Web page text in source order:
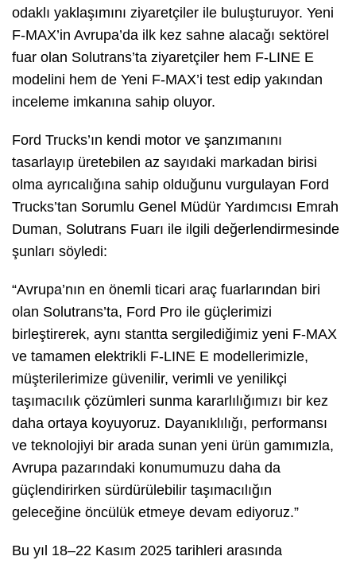
odaklı yaklaşımını ziyaretçiler ile buluşturuyor. Yeni
F-MAX’in Avrupa’da ilk kez sahne alacağı sektörel
fuar olan Solutrans’ta ziyaretçiler hem F-LINE E
modelini hem de Yeni F-MAX’i test edip yakından
inceleme imkanına sahip oluyor.
Ford Trucks’ın kendi motor ve şanzımanını
tasarlayıp üretebilen az sayıdaki markadan birisi
olma ayrıcalığına sahip olduğunu vurgulayan Ford
Trucks’tan Sorumlu Genel Müdür Yardımcısı Emrah
Duman, Solutrans Fuarı ile ilgili değerlendirmesinde
şunları söyledi:
“Avrupa’nın en önemli ticari araç fuarlarından biri
olan Solutrans’ta, Ford Pro ile güçlerimizi
birleştirerek, aynı stantta sergilediğimiz yeni F-MAX
ve tamamen elektrikli F-LINE E modellerimizle,
müşterilerimize güvenilir, verimli ve yenilikçi
taşımacılık çözümleri sunma kararlılığımızı bir kez
daha ortaya koyuyoruz. Dayanıklılığı, performansı
ve teknolojiyi bir arada sunan yeni ürün gamımızla,
Avrupa pazarındaki konumumuzu daha da
güçlendirirken sürdürülebilir taşımacılığın
geleceğine öncülük etmeye devam ediyoruz.”
Bu yıl 18–22 Kasım 2025 tarihleri arasında